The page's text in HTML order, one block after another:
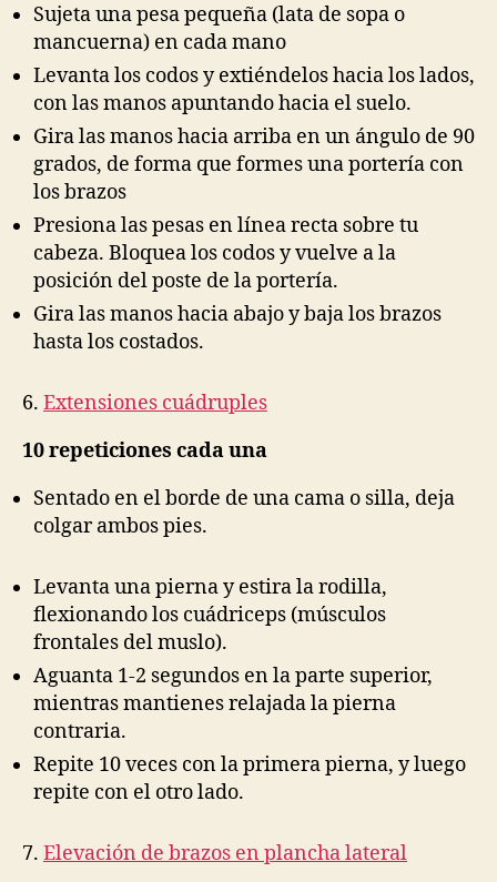
Sujeta una pesa pequeña (lata de sopa o
mancuerna) en cada mano
Levanta los codos y extiéndelos hacia los lados,
con las manos apuntando hacia el suelo.
Gira las manos hacia arriba en un ángulo de 90
grados, de forma que formes una portería con
los brazos
Presiona las pesas en línea recta sobre tu
cabeza. Bloquea los codos y vuelve a la
posición del poste de la portería.
Gira las manos hacia abajo y baja los brazos
hasta los costados.
6. Extensiones cuádruples
10 repeticiones cada una
Sentado en el borde de una cama o silla, deja
colgar ambos pies.
Levanta una pierna y estira la rodilla,
flexionando los cuádriceps (músculos
frontales del muslo).
Aguanta 1-2 segundos en la parte superior,
mientras mantienes relajada la pierna
contraria.
Repite 10 veces con la primera pierna, y luego
repite con el otro lado.
7. Elevación de brazos en plancha lateral